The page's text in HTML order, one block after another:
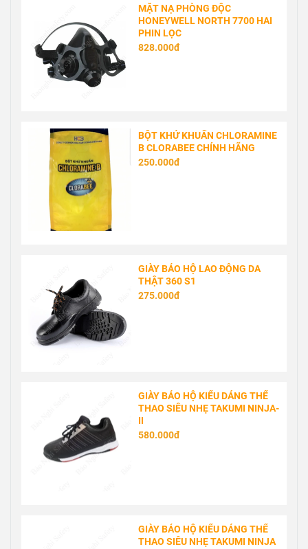
MẶT NẠ PHÒNG ĐỘC
HONEYWELL NORTH 7700 HAI
PHIN LỌC
828.000đ
BỘT KHỬ KHUẨN CHLORAMINE
B CLORABEE CHÍNH HÃNG
250.000đ
GIÀY BẢO HỘ LAO ĐỘNG DA
THẬT 360 S1
275.000đ
GIÀY BẢO HỘ KIỂU DÁNG THỂ
THAO SIÊU NHẸ TAKUMI NINJA-
II
580.000đ
GIÀY BẢO HỘ KIỂU DÁNG THỂ
THAO SIÊU NHẸ TAKUMI NINJA